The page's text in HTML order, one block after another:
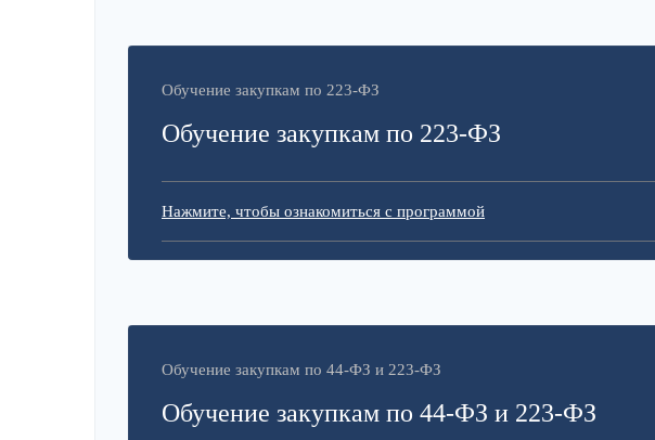
Обучение закупкам по 223-ФЗ
Обучение закупкам по 223-ФЗ
Нажмите, чтобы ознакомиться с программой
Обучение закупкам по 44-ФЗ и 223-ФЗ
Обучение закупкам по 44-ФЗ и 223-ФЗ